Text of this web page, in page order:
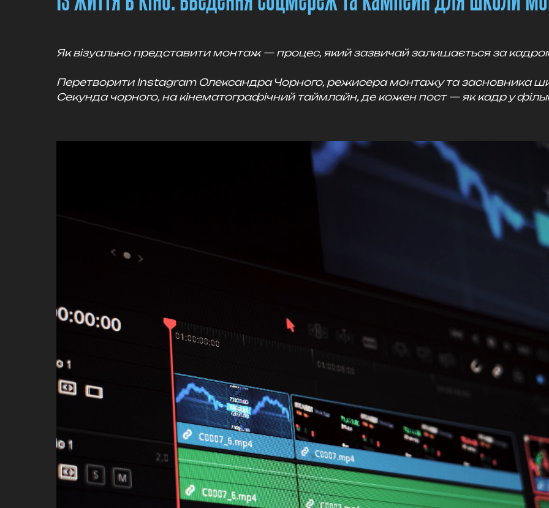
Як візуально представити монтаж — процес, який зазвичай залишається за
Перетворити Instagram Олександра Чорного, режисера монтажу та засновника
Секунда чорного, на кінематографічний таймлайн, де кожен пост — як кадр у